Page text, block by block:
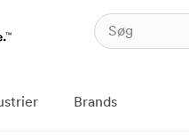
Brands